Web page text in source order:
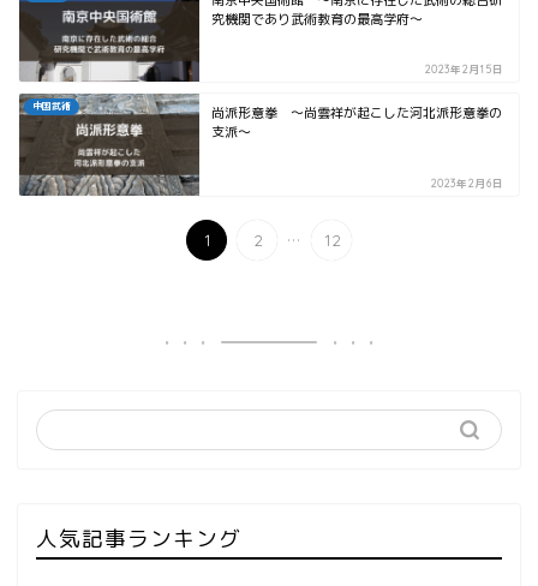
究機関であり武術教育の最高学府～
2023年2月15日
中国武術
尚派形意拳 ～尚雲祥が起こした河北派形意拳の
支派～
2023年2月6日
1 2 ... 12
人気記事ランキング